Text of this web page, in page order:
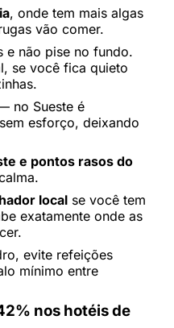
, onde tem mais algas
vão comer.
e não pise no fundo.
se você fica quieto
no Sueste é
esforço, deixando
e pontos rasos do
local se você tem
exatamente onde as
evite refeições
mínimo entre
nos hotéis de